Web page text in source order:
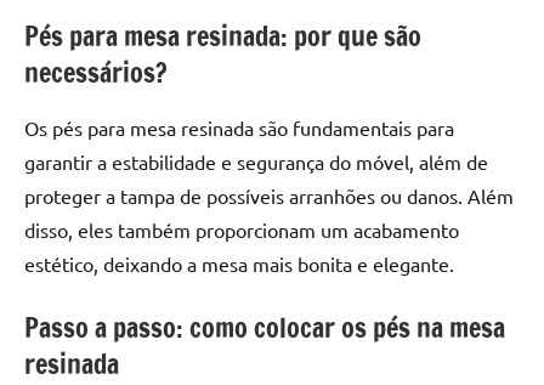
mesa
de
de
resina,
incluindo
designs
mesas
jantar
de
Pés para mesa resinada: por que são
necessários?
Os pés para mesa resinada são fundamentais para
garantir a estabilidade e segurança do móvel, além de
proteger a tampa de possíveis arranhões ou danos. Além
disso, eles também proporcionam um acabamento
estético, deixando a mesa mais bonita e elegante.
Passo a passo: como colocar os pés na mesa
resinada